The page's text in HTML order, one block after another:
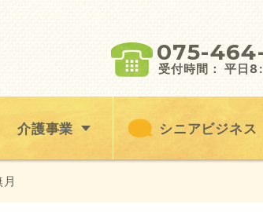
075-
受付時間： 平日
介護事業 シニアビジネス